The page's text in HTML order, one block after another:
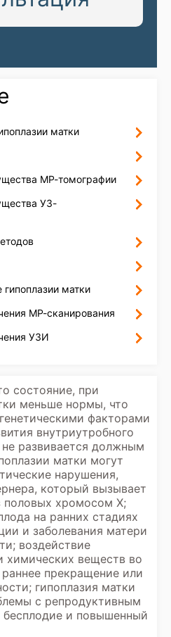
матки
МР-томографии
УЗ-
матки
МР-сканирования
УЗИ
состояние, при
меньше нормы, что
факторами
внутриутробного
развивается должным
матки могут
нарушения,
который вызывает
половых хромосом Х;
на ранних стадиях
и заболевания матери
воздействие
химических веществ во
прекращение или
гипоплазия матки
с репродуктивным
бесплодие и повышенный